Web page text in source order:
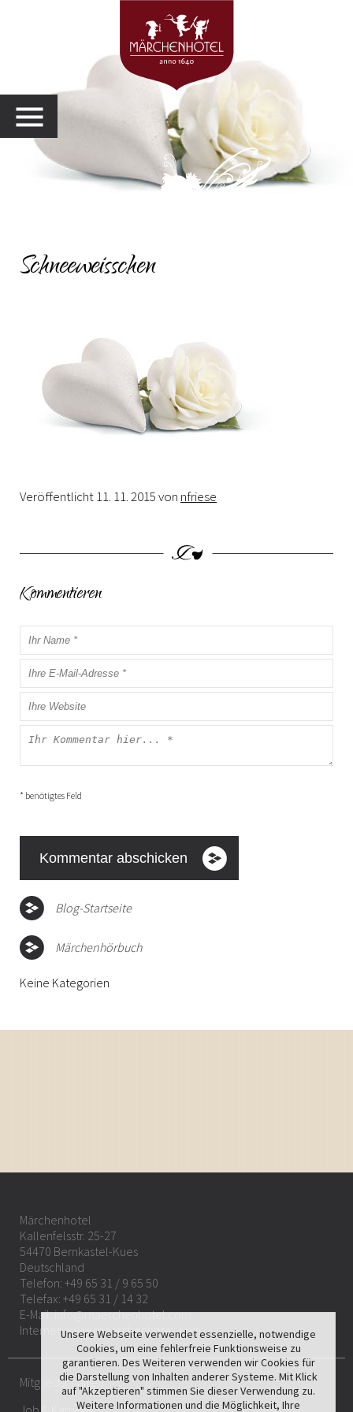
MENU
Schneeweisschen
Veröffentlicht11. 11. 2015von nfriese
Kommentieren
* benötigtes Feld
Blog-Startseite
Märchenhörbuch
Keine Kategorien
Märchenhotel
Kallenfelsstr. 25-27
54470 Bernkastel-Kues
Deutschland
Telefon: +49 65 31 / 9 65 50
Telefax: +49 65 31 / 14 32
E-Mail:info@maerchenhotel.com
Internet:www.maerchenhotel.com
Mitgliedschaften
Unsere Webseite verwendet essenzielle, notwendige
Cookies, um eine fehlerfreie Funktionsweise zu
garantieren. Des Weiteren verwenden wir Cookies für
die Darstellung von Inhalten anderer Systeme. Mit Klick
auf "Akzeptieren" stimmen Sie dieser Verwendung zu.
Weitere Informationen und die Möglichkeit, Ihre